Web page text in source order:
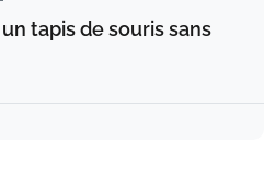
tapis de souris sans